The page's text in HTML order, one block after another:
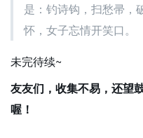
是：钓诗钩，扫愁帚，
怀，女子忘情开笑口。
未完待续~
友友们，收集不易，还望
喔！